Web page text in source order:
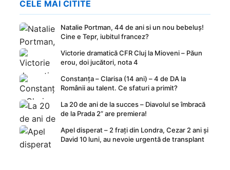
CELE MAI CITITE
Natalie Portman, 44 de ani si un nou bebeluș!
Cine e Tepr, iubitul francez?
Victorie dramatică CFR Cluj la Mioveni – Păun
erou, doi jucători, nota 4
Constanța – Clarisa (14 ani) – 4 de DA la
Românii au talent. Ce sfaturi a primit?
La 20 de ani de la succes – Diavolul se îmbracă
de la Prada 2” are premiera!
Apel disperat – 2 frați din Londra, Cezar 2 ani și
David 10 luni, au nevoie urgentă de transplant